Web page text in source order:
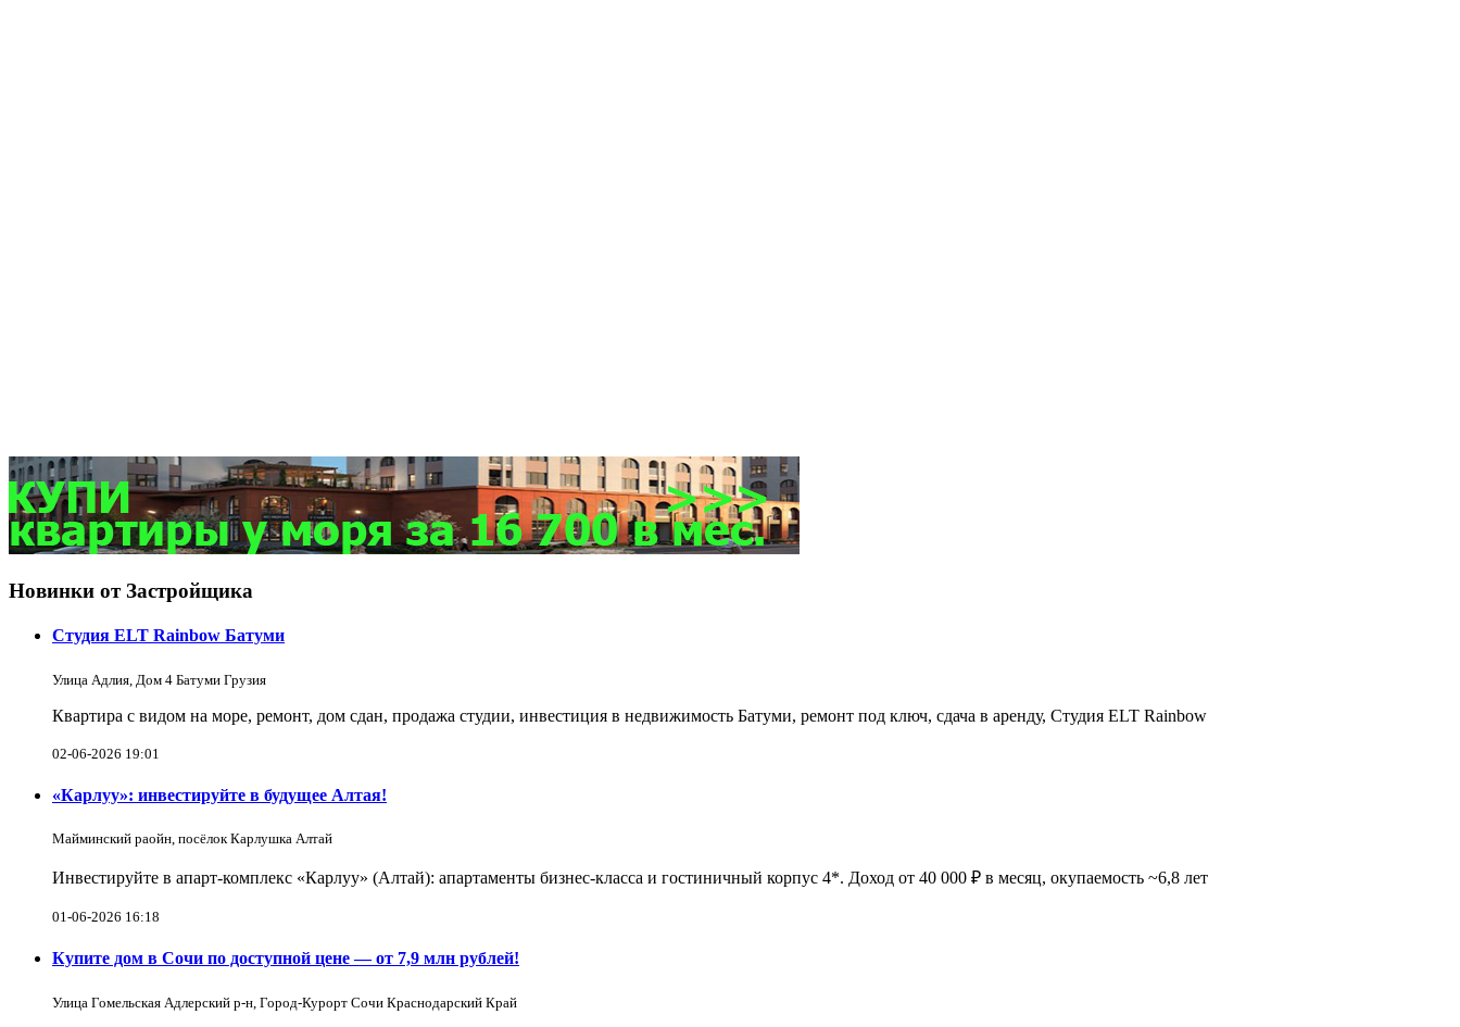
Новинки от Застройщика
Студия ELT Rainbow Батуми
Улица Адлия, Дом 4 Батуми Грузия
Квартира с видом на море, ремонт, дом сдан, продажа студии, инвестиция в недвижимость Батуми, ремонт под ключ, сдача в аренду, Студия ELT Rainbow
02-06-2026 19:01
«Карлуу»: инвестируйте в будущее Алтая!
Майминский раойн, посёлок Карлушка Алтай
Инвестируйте в апарт-комплекс «Карлуу» (Алтай): апартаменты бизнес-класса и гостиничный корпус 4*. Доход от 40 000 ₽ в месяц, окупаемость ~6,8 лет
01-06-2026 16:18
Купите дом в Сочи по доступной цене — от 7,9 млн рублей!
Улица Гомельская Адлерский р-н, Город-Курорт Сочи Краснодарский Край